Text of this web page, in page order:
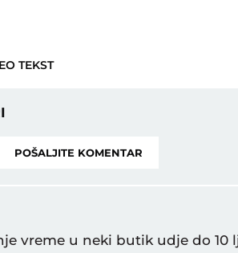
TEKST
POŠALJITE KOMENTAR
vreme u neki butik udje do 10